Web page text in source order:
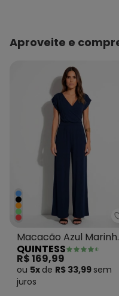
Aproveite e
Macacão Azul
em Malha de Viscose
QUINTESS
R$ 169,99
ou 5x de R$ 33,99 sem
juros